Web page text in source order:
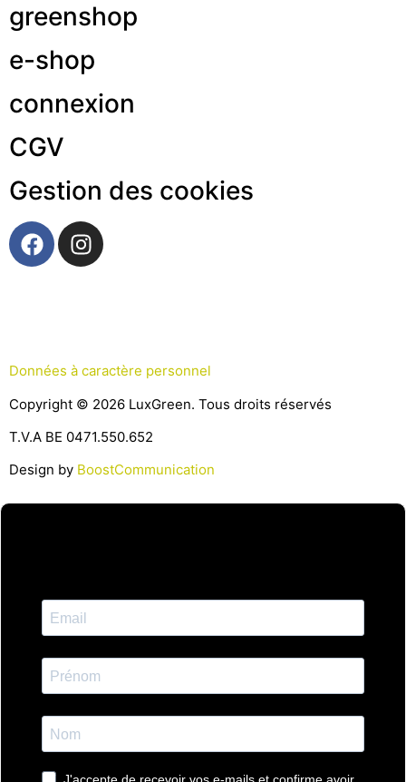
greenshop
e-shop
connexion
CGV
Gestion des cookies
Données à caractère personnel
Copyright © 2026 LuxGreen. Tous droits réservés
T.V.A BE 0471.550.652
Design by BoostCommunication